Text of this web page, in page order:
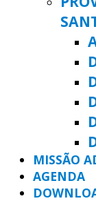
MISSÃO
AGENDA